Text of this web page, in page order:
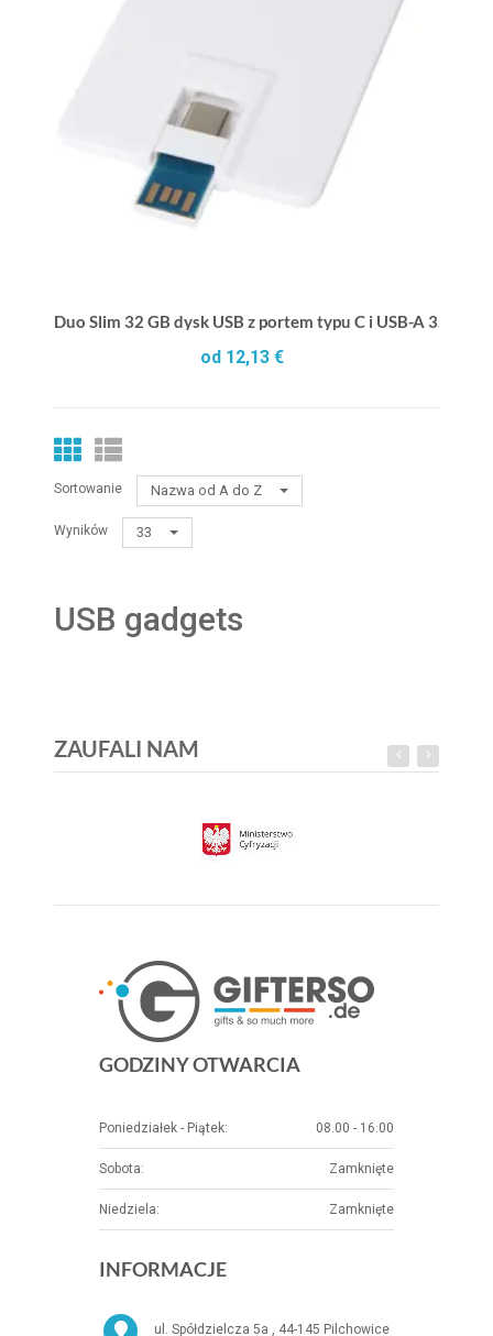
Duo Slim 32 GB dysk USB z portem typu C i USB-A 3.0
od 12,13 €
Sortowanie Nazwa od A do Z
Wyników 33
USB gadgets
ZAUFALI NAM
GODZINY OTWARCIA
Poniedziałek - Piątek: 08.00 - 16.00
Sobota: Zamknięte
Niedziela: Zamknięte
INFORMACJE
ul. Spółdzielcza 5a , 44-145 Pilchowice